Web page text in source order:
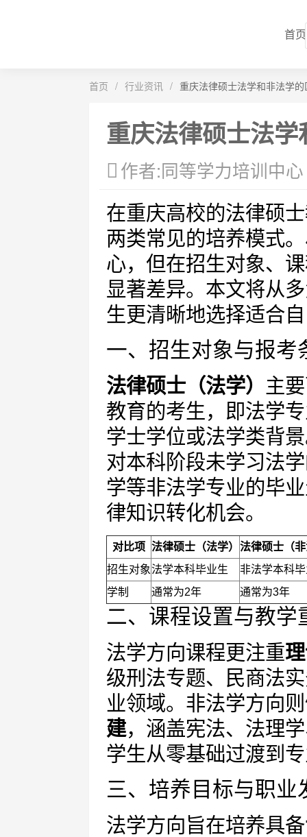
首页
首页 / 行业资讯 / 重庆法律硕士法学和非法学的
重庆法律硕士法
作者:同等学力培训中心
在重庆高校的法律硕
两类常见的培养模式
心，但在招生对象、
显著差异。本文将从
生更清晰地选择适合
一、招生对象与报考
法律硕士（法学） 主
教育的考生，即法学
学士学位或法学类背
对本科阶段未学习法
学等非法学专业的毕
律知识转化机会。
对比项 法律硕士（法学） 法律硕士（
招生对象法学本科毕业生
非法学本科
学制
通常为2年 通常为3年
二、课程设置与教学
法学方向课程更注重
级刑法专题、民商法
业领域。非法学方向
建，涵盖宪法、法理
学生从零基础过渡到
三、培养目标与职业
法学方向旨在培养具备